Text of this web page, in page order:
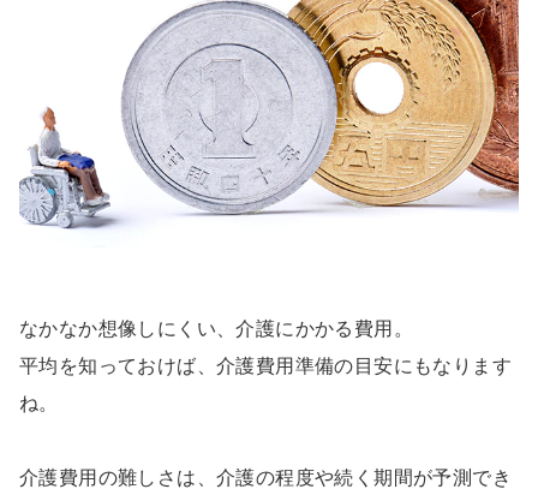
なかなか想像しにくい、介護にかかる費用。
平均を知っておけば、介護費用準備の目安にもなります
ね。
介護費用の難しさは、介護の程度や続く期間が予測でき